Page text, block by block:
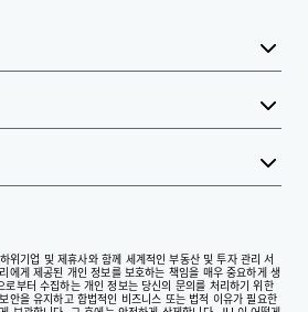
기업 및 제휴사와 함께 세계적인 부동산 및 투자 관리 서
에게 제공된 개인 정보를 보호하는 책임을 매우 중요하게 생
부터 수집하는 개인 정보는 당신의 문의를 처리하기 위한
안을 유지하고 합법적인 비즈니스 또는 법적 이유가 필요한